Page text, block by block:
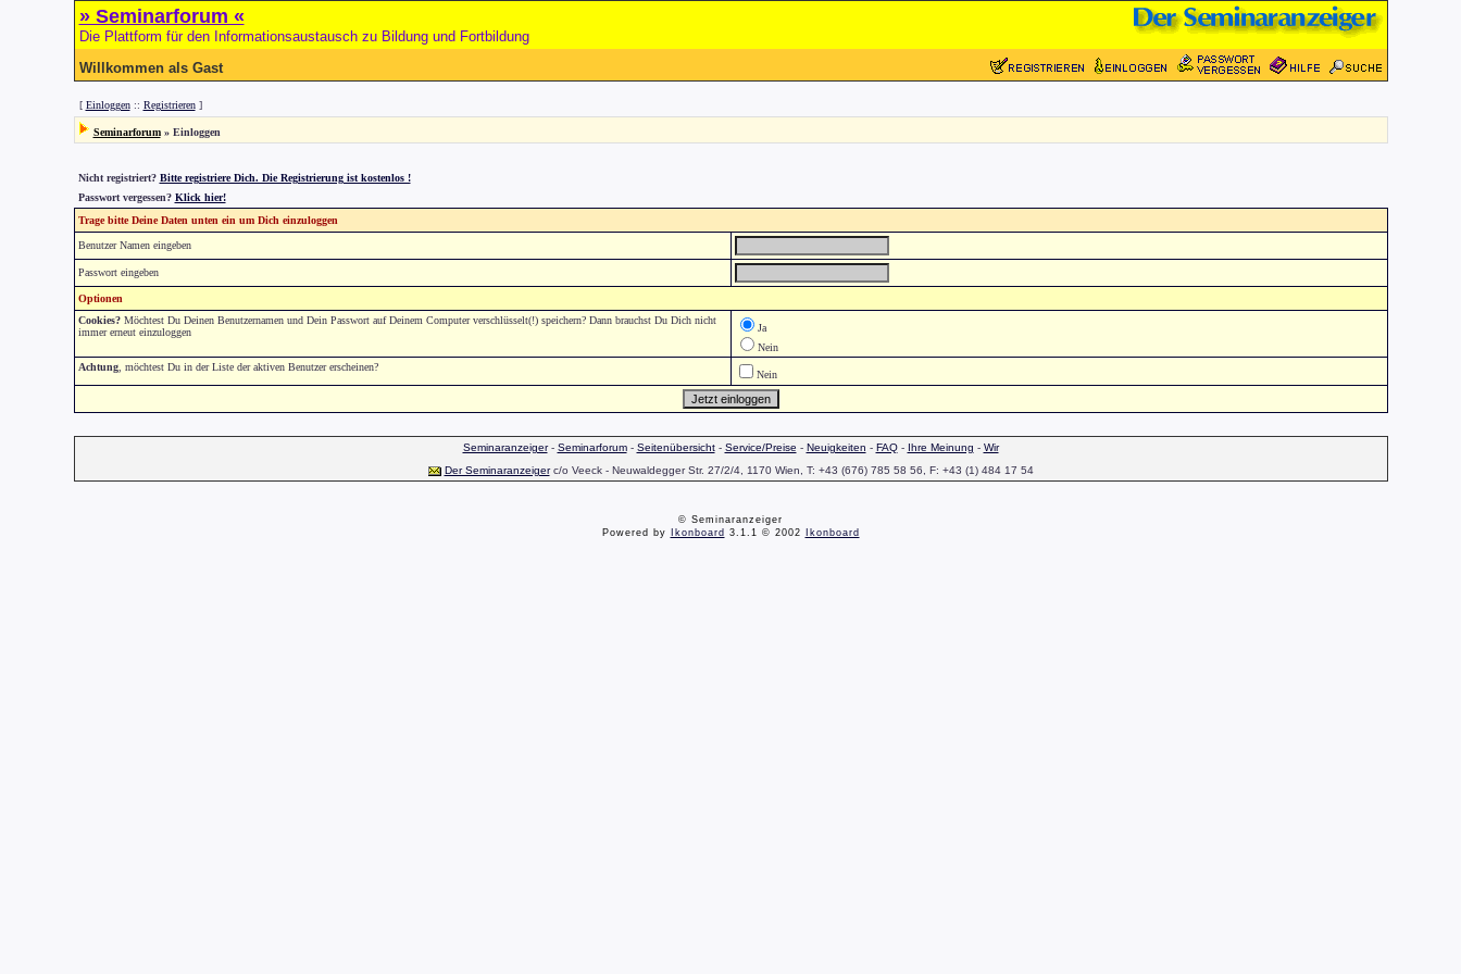
» Seminarforum «
Die Plattform für den Informationsaustausch zu Bildung und Fortbildung
Willkommen als Gast
[ Einloggen:: Registrieren]
Seminarforum» Einloggen
Nicht registriert? Bitte registriere Dich. Die Registrierung ist kostenlos !
Passwort vergessen? Klick hier!
Trage bitte Deine Daten unten ein um Dich einzuloggen
Benutzer Namen eingeben
Passwort eingeben
Optionen
Cookies?Möchtest Du Deinen Benutzernamen und Dein Passwort auf Deinem Computer verschlüsselt(!) speichern? Dann brauchst Du Dich nicht
immer erneut einzuloggen
Ja
Nein
Achtung, möchtest Du in der Liste der aktiven Benutzer erscheinen?
Nein
Seminaranzeiger- Seminarforum- Seitenübersicht- Service/Preise - Neuigkeiten - FAQ- Ihre Meinung - Wir
Der Seminaranzeigerc/o Veeck - Neuwaldegger Str. 27/2/4, 1170 Wien, T: +43 (676) 785 58 56, F: +43 (1) 484 17 54
© Seminaranzeiger
Powered by
Ikonboard 3.1.1 © 2002 Ikonboard